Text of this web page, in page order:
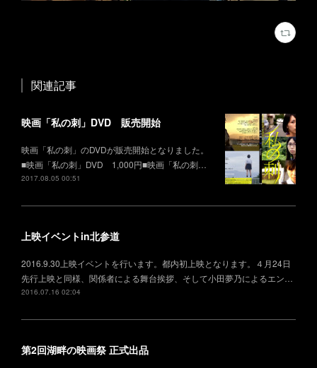
関連記事
映画「私の刺」DVD 販売開始
映画「私の刺」のDVDが販売開始となりました。
■映画「私の刺」DVD 1,000円■映画「私の刺…
2017.08.05 00:51
上映イベントin北参道
2016.9.30上映イベントを行います。都内初上映となります。４月24日
先行上映と同様、関係者による舞台挨拶、そして小田夢乃によるエン…
2016.07.16 02:04
第2回湖畔の映画祭 正式出品